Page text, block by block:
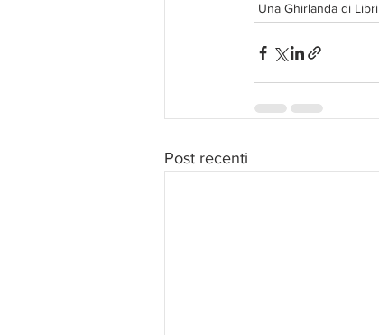
Una Ghirlanda di Libri
Post recenti